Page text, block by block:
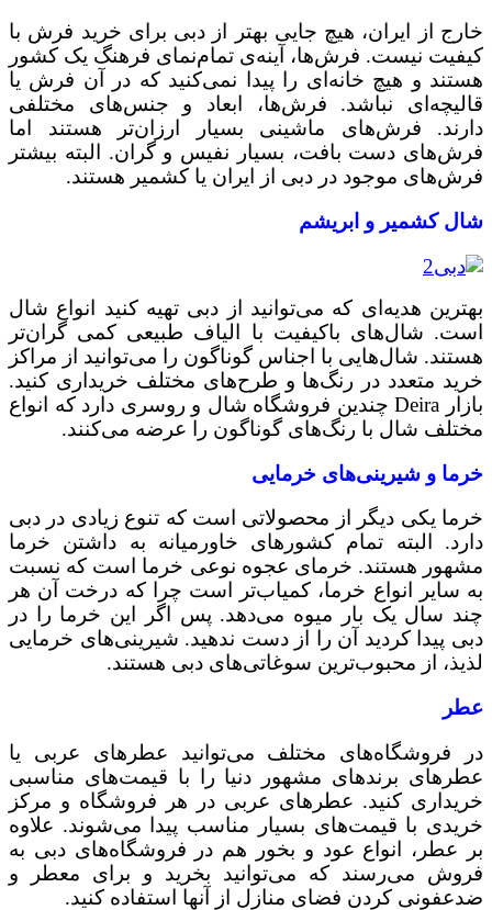
خارج از ایران، هیچ جایی بهتر از دبی برای خرید فرش با
کیفیت نیست. فرش‌ها، آینه‌ی تمام‌نمای فرهنگ یک کشور
هستند و هیچ خانه‌ای را پیدا نمی‌کنید که در آن فرش یا
قالیچه‌ای نباشد. فرش‌ها، ابعاد و جنس‌های مختلفی
دارند. فرش‌های ماشینی بسیار ارزان‌تر هستند اما
فرش‌های دست بافت، بسیار نفیس و گران. البته بیشتر
فرش‌های موجود در دبی از ایران یا کشمیر هستند.
شال کشمیر و ابریشم
بهترین هدیه‌ای که می‌توانید از دبی تهیه کنید انواع شال
است. شال‌های باکیفیت با الیاف طبیعی کمی گران‌تر
هستند. شال‌هایی با اجناس گوناگون را می‌توانید از مراکز
خرید متعدد در رنگ‌ها و طرح‌های مختلف خریداری کنید.
بازار Deira چندین فروشگاه شال و روسری دارد که انواع
مختلف شال با رنگ‌های گوناگون را عرضه می‌کنند.
خرما و شیرینی‌های خرمایی
خرما یکی دیگر از محصولاتی است که تنوع زیادی در دبی
دارد. البته تمام کشورهای خاورمیانه به داشتن خرما
مشهور هستند. خرمای عجوه نوعی خرما است که نسبت
به سایر انواع خرما، کمیاب‌تر است چرا که درخت آن هر
چند سال یک‌ بار میوه می‌دهد. پس اگر این خرما را در
دبی پیدا کردید آن را از دست ندهید. شیرینی‌های خرمایی
لذیذ، از محبوب‌ترین سوغاتی‌های دبی هستند.
عطر
در فروشگاه‌های مختلف می‌توانید عطرهای عربی یا
عطرهای برندهای مشهور دنیا را با قیمت‌های مناسبی
خریداری کنید. عطرهای عربی در هر فروشگاه و مرکز
خریدی با قیمت‌های بسیار مناسب پیدا می‌شوند. علاوه
بر عطر، انواع عود و بخور هم در فروشگاه‌های دبی به
فروش می‌رسند که می‌توانید بخرید و برای معطر و
ضدعفونی‌ کردن فضای منازل از آنها استفاده کنید.